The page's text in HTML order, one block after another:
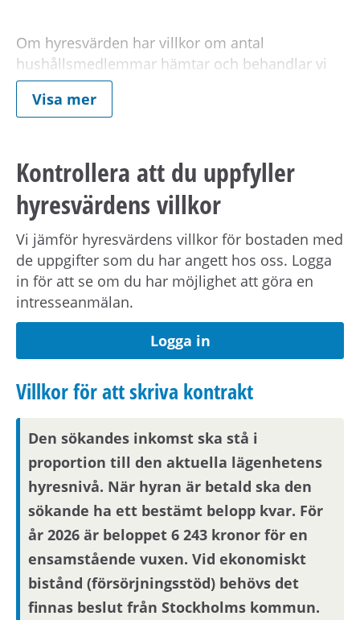
Om hyresvärden har villkor om antal
hushållsmedlemmar hämtar och behandlar vi
familjeuppgifter om dig, din registrerade
medboende och eventuella barn.
Observera att om inflyttningsdatumet infaller på
en helgdag eller en röd dag sker inflyttning
nästkommande vardag.
Om din anställning inte är i Stockholmsområdet
behöver du visa att din arbetsplats ligger inom
pendlingsavstånd från bostaden.
Visningsinformation
Om du är en av dem som blir aktuell för en
eller få ny kompletterande information i form av
bilder/video eller rangordning.
Visningsinbjudan kommer att synas på Mina
sidor samt skickas på mejl om du har fyllt i en
aktuell mejladress. Om du har skyddade
personuppgifter får du endast visningsinbjudan
via Mina sidor.
Visa mer
Kontrollera att du uppfyller
hyresvärdens villkor
Vi jämför hyresvärdens villkor för bostaden med
de uppgifter som du har angett hos oss. Logga
in för att se om du har möjlighet att göra en
intresseanmälan.
Logga in
Villkor för att skriva kontrakt
Den sökandes inkomst ska stå i
proportion till den aktuella lägenhetens
hyresnivå. När hyran är betald ska den
sökande ha ett bestämt belopp kvar. För
år 2026 är beloppet 6 243 kronor för en
ensamstående vuxen. Vid ekonomiskt
bistånd (försörjningsstöd) behövs det
finnas beslut från Stockholms kommun.